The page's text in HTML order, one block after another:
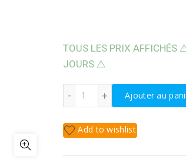
TOUS LES PRIX
JOURS ⚠️
Ajouter au
Add to wishlist